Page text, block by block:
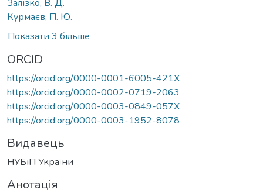
Залізко, В. Д.
Курмаєв, П. Ю.
Показати 3 більше
ORCID
https://orcid.org/0000-0001-6005-421X
https://orcid.org/0000-0002-0719-2063
https://orcid.org/0000-0003-0849-057X
https://orcid.org/0000-0003-1952-8078
Видавець
НУБіП України
Анотація